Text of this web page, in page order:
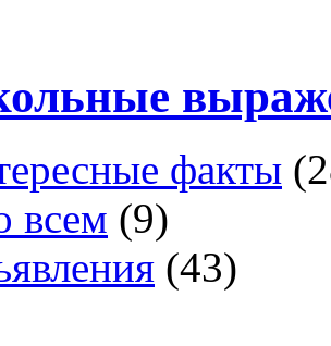
факты
всем (9)
(43)